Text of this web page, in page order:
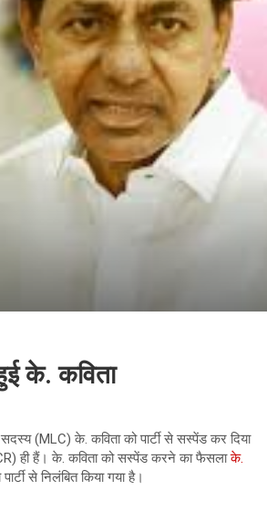
के. कविता
(MLC) के. कविता को पार्टी से सस्पेंड कर दिया
ही हैं। के. कविता को सस्पेंड करने का फैसलाके.
से निलंबित किया गया है।